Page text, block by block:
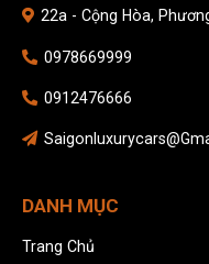
22a - Cộng Hòa,
0978669999
0912476666
DANH MỤC
Trang Chủ